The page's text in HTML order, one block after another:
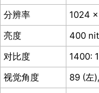
分辨率
1024
亮度
400
对比度
1400: 1
视觉角度
89 (左